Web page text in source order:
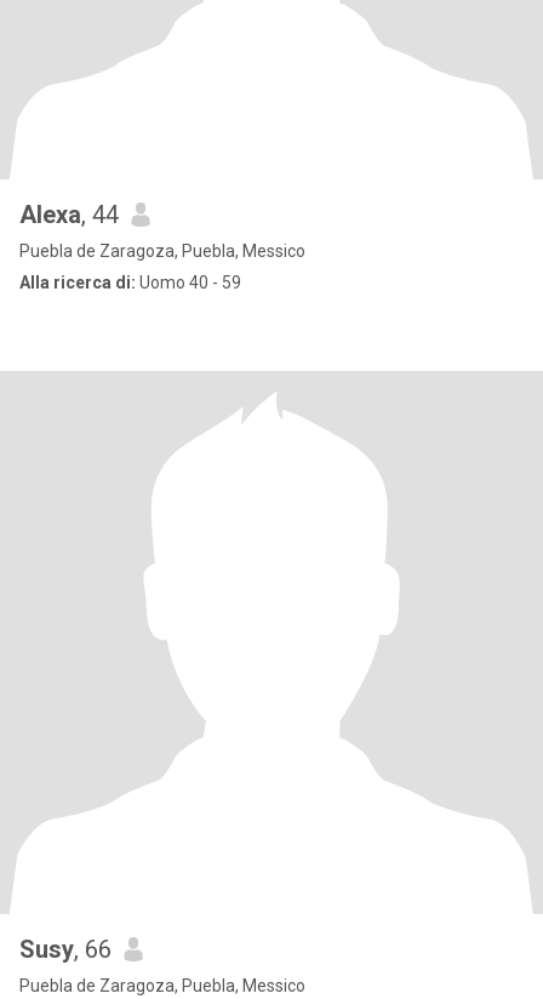
Alexa, 44
Puebla de Zaragoza, Puebla, Messico
Alla ricerca di: Uomo 40 - 59
Susy, 66
Puebla de Zaragoza, Puebla, Messico